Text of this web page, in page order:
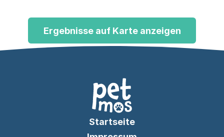
Ergebnisse auf Karte anzeigen
Startseite